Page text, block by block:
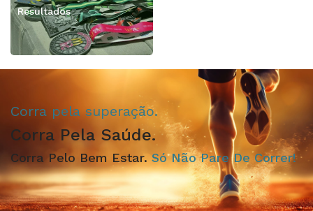
Resultados
Corra pela superação.
Corra Pela Saúde.
Corra Pelo Bem Estar.Só Não Pare De Correr!